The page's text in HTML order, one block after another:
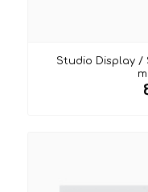
Studio Display /